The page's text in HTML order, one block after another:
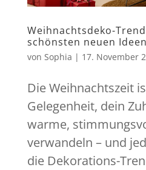
Weihnachtsdeko-
schönsten neuen
von Sophia | 17. November
Die Weihnachtszeit
Gelegenheit, dein
warme,
verwandeln – und
die Dekorations-